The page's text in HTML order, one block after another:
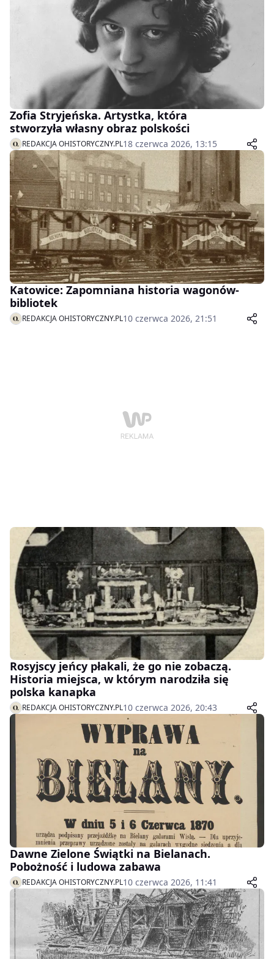
Zofia Stryjeńska. Artystka, która
stworzyła własny obraz polskości
REDAKCJA OHISTORYCZNY.PL18 czerwca 2026, 13:15
Katowice: Zapomniana historia wagonów-
bibliotek
REDAKCJA OHISTORYCZNY.PL10 czerwca 2026, 21:51
Rosyjscy jeńcy płakali, że go nie zobaczą.
Historia miejsca, w którym narodziła się
polska kanapka
REDAKCJA OHISTORYCZNY.PL10 czerwca 2026, 20:43
Dawne Zielone Świątki na Bielanach.
Pobożność i ludowa zabawa
REDAKCJA OHISTORYCZNY.PL10 czerwca 2026, 11:41